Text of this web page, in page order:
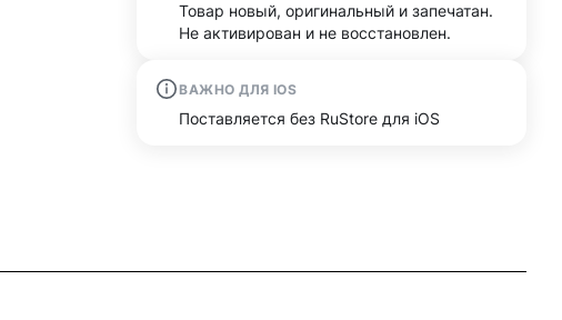
Товар новый, оригинальный и запечатан.
Не активирован и не восстановлен.
ВАЖНО ДЛЯ IOS
Поставляется без RuStore для iOS